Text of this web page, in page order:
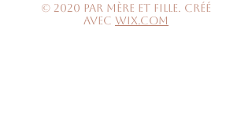
© 2020 par Mère et Fille. Créé
avec Wix.com